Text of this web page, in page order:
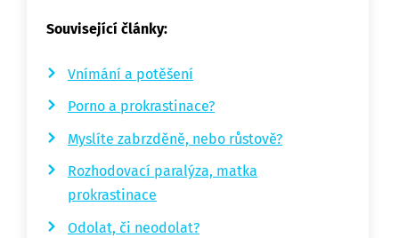
Související články:
Vnímání a potěšení
Porno a prokrastinace?
Myslíte zabrzděně, nebo růstově?
Rozhodovací paralýza, matka
prokrastinace
Odolat, či neodolat?